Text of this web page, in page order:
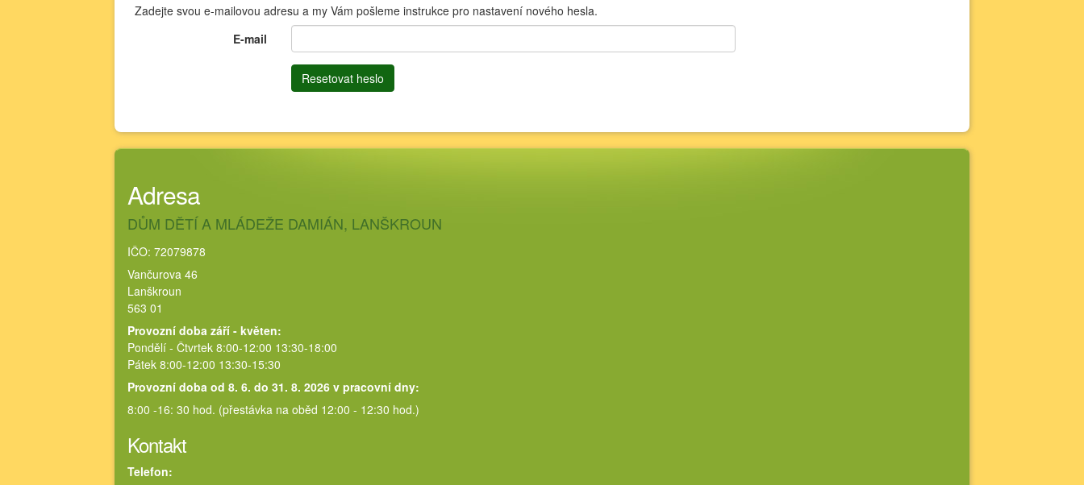
Zadejte svou e-mailovou adresu a my Vám pošleme instrukce pro nastavení nového hesla.
E-mail
Resetovat heslo
Adresa
DŮM DĚTÍ A MLÁDEŽE DAMIÁN, LANŠKROUN
IČO: 72079878
Vančurova 46
Lanškroun
563 01
Provozní doba září - květen:
Pondělí - Čtvrtek 8:00-12:00 13:30-18:00
Pátek 8:00-12:00 13:30-15:30
Provozní doba od 8. 6. do 31. 8. 2026 v pracovní dny:
8:00 -16: 30 hod. (přestávka na oběd 12:00 - 12:30 hod.)
Kontakt
Telefon: